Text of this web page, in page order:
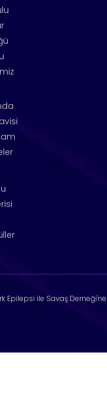
Epilepsi ile Savaş Derneği'ne